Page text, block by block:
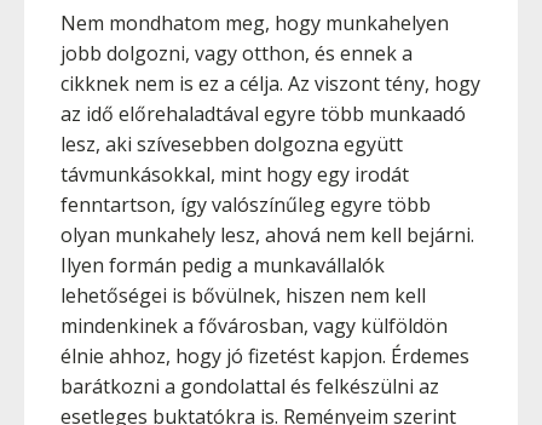
Nem mondhatom meg, hogy munkahelyen
jobb dolgozni, vagy otthon, és ennek a
cikknek nem is ez a célja. Az viszont tény, hogy
az idő előrehaladtával egyre több munkaadó
lesz, aki szívesebben dolgozna együtt
távmunkásokkal, mint hogy egy irodát
fenntartson, így valószínűleg egyre több
olyan munkahely lesz, ahová nem kell bejárni.
Ilyen formán pedig a munkavállalók
lehetőségei is bővülnek, hiszen nem kell
mindenkinek a fővárosban, vagy külföldön
élnie ahhoz, hogy jó fizetést kapjon. Érdemes
barátkozni a gondolattal és felkészülni az
esetleges buktatókra is. Reményeim szerint